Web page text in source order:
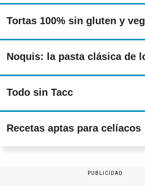
Tortas 100% sin gluten y
Noquis: la pasta clásica de
Todo sin Tacc
Recetas aptas para celíacos
PUBLICIDAD